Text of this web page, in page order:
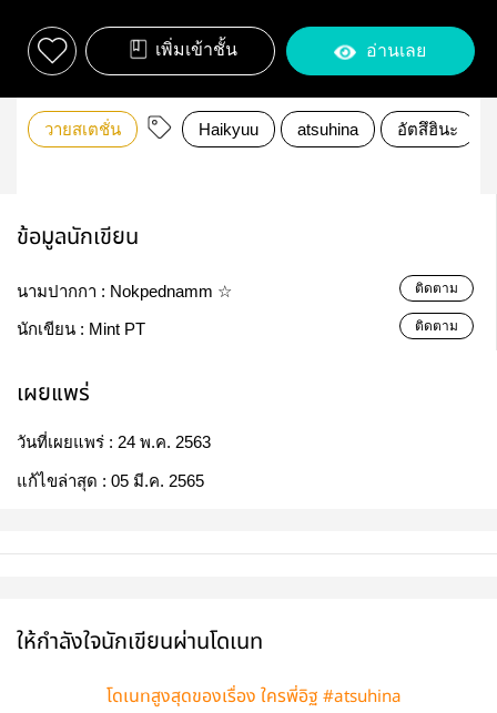
เพิ่มเข้าชั้น อ่านเลย
วายสเตชั่น Haikyuu atsuhina อัตสึฮินะ
ข้อมูลนักเขียน
นามปากกา : Nokpednamm ☆ ติดตาม
นักเขียน : Mint PT ติดตาม
เผยแพร่
วันที่เผยแพร่ : 24 พ.ค. 2563
แก้ไขล่าสุด : 05 มี.ค. 2565
ให้กำลังใจนักเขียนผ่านโดเนท
โดเนทสูงสุดของเรื่อง ใครพี่อิฐ #atsuhina